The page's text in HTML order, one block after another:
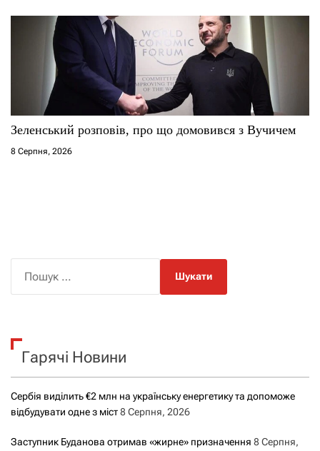
Зеленський розповів, про що домовився з Вучичем
8 Серпня, 2026
к
Гарячі Новини
Сербія виділить €2 млн на українську енергетику та допоможе
відбудувати одне з міст8 Серпня, 2026
Заступник Буданова отримав «жирне» призначення 8 Серпня,